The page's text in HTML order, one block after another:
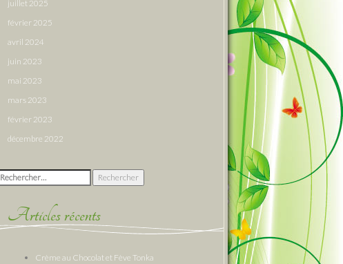
juillet 2025
février 2025
avril 2024
juin 2023
mai 2023
mars 2023
février 2023
décembre 2022
Rechercher :
Articles récents
Crème au Chocolat et Fève Tonka